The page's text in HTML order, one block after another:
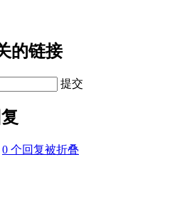
的链接
提交
0 个回复被折叠